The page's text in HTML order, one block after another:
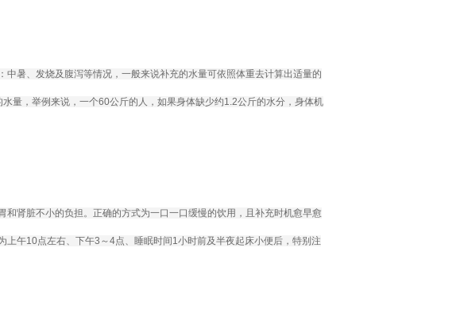
暑、发烧及腹泻等情况，一般来说补充的水量可依照体重去计算出适量的
量，举例来说，一个60公斤的人，如果身体缺少约1.2公斤的水分，身体机
肾脏不小的负担。正确的方式为一口一口缓慢的饮用，且补充时机愈早愈
午10点左右、下午3～4点、睡眠时间1小时前及半夜起床小便后，特别注